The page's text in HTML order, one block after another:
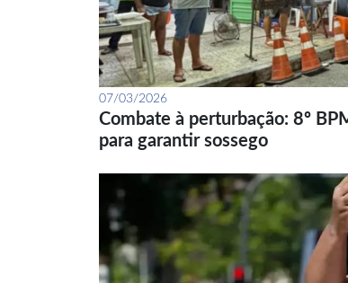
07/03/2026
Combate à perturbação: 8º
para garantir sossego